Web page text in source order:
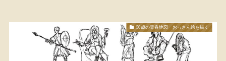
50歳の青春地図 おっさん絵を描く